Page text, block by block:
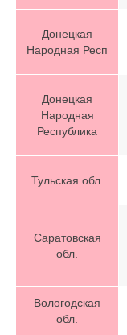
Донецкая
Народная Респ
Донецкая
Народная
Республика
Тульская обл.
Саратовская
обл.
Вологодская
обл.